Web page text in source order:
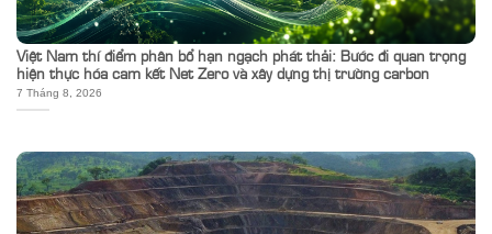
Việt Nam thí điểm phân bổ hạn ngạch phát thải: Bước đi quan trọng
hiện thực hóa cam kết Net Zero và xây dựng thị trường carbon
7 Tháng 8, 2026